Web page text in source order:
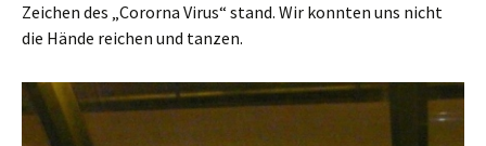
Zeichen des „Cororna Virus“ stand. Wir konnten uns nicht
die Hände reichen und tanzen.